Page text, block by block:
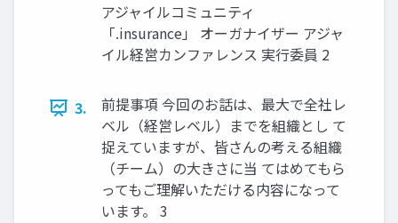
アジャイルコミュニティ
「.insurance」 オーガナイザー アジャ
イル経営カンファレンス 実行委員 2
3.
前提事項 今回のお話は、最大で全社レ
ベル（経営レベル）までを組織とし て
捉えていますが、皆さんの考える組織
（チーム）の大きさに当 てはめてもら
ってもご理解いただける内容になって
います。 3